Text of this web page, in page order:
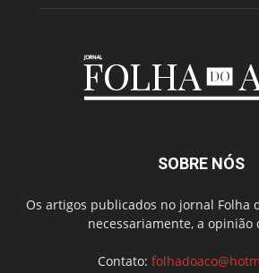
SOBRE NÓS
Os artigos publicados no jornal Folha
necessariamente, a opinião
Contato: